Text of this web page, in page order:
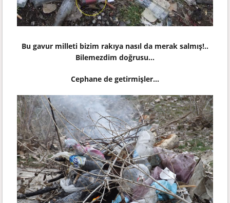
Bu gavur milleti bizim rakıya nasıl da merak salmış!..
Bilemezdim doğrusu...
Cephane de getirmişler...